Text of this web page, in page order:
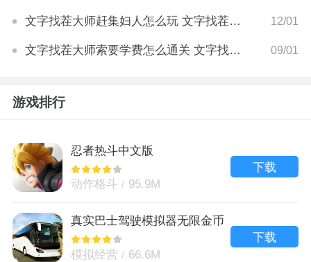
文字找茬大师赶集妇人怎么玩 文字找茬大师赶集妇人通关攻略 12/01
文字找茬大师索要学费怎么通关 文字找茬大师索要学费通关攻略 09/01
游戏排行
忍者热斗中文版
动作格斗 95.9M
下载
真实巴士驾驶模拟器无限金币
版
模拟经营
66.6M
下载